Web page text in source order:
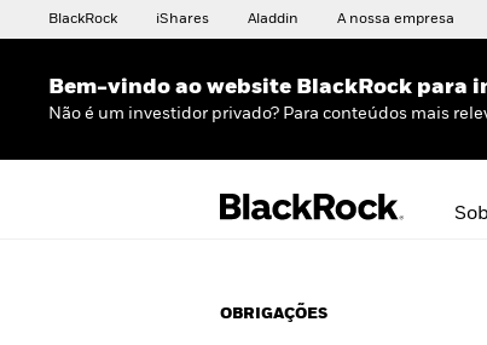
BlackRock iShares Aladdin A nossa empresa
Bem-vindo ao website BlackRock para
Não é um investidor privado? Para conteúdos mais
OBRIGAÇÕES